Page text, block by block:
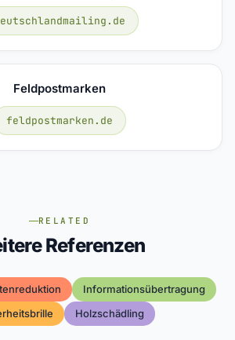
Feldpostmarken
feldpostmarken.de
RELATED
Referenzen
Informationsübertragung
Holzschädling